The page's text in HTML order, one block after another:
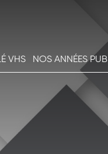
VHS NOS ANNÉES PUB